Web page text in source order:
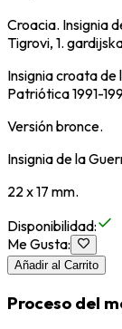
Croacia. Insignia
Tigrovi, 1.
Insignia croata
Patriótica 1991-
Versión bronce.
Insignia de la
22 x 17 mm.
Disponibilidad:
Me Gusta:
Añadir al Carrito
Proceso del